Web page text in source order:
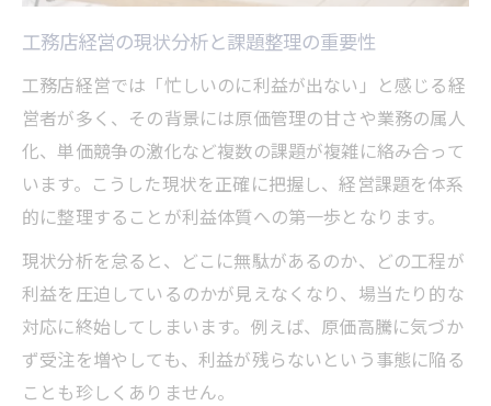
工務店経営における付加価値づくりの工夫
住宅集客力強化でブランド力を伸ばす方法
工務店経営の現場対応と信頼構築ポイント
口コミを活かす工務店経営の実践テクニッ
ク
工務店経営に役立つ現場発のノウハウ
工務店経営の現場改善から始める効率化法
IT活用で実現する工務店経営の業務改革
工務店経営に必要な現場DX化のポイント
実践事例で学ぶ工務店経営の現場力向上
工務店経営の現場報告を活かす仕組み
工務店経営の現状分析と課題整理の重要性
工務店経営では「忙しいのに利益が出ない」と感じる経
営者が多く、その背景には原価管理の甘さや業務の属人
化、単価競争の激化など複数の課題が複雑に絡み合って
います。こうした現状を正確に把握し、経営課題を体系
的に整理することが利益体質への第一歩となります。
現状分析を怠ると、どこに無駄があるのか、どの工程が
利益を圧迫しているのかが見えなくなり、場当たり的な
対応に終始してしまいます。例えば、原価高騰に気づか
ず受注を増やしても、利益が残らないという事態に陥る
ことも珍しくありません。